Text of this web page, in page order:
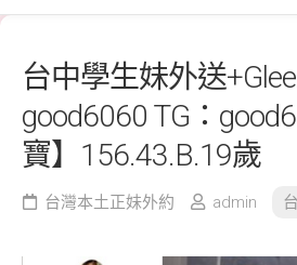
台中學生妹外送
good6060 TG：
寶】156.43.B.19歲
台灣本土正妹外約 admin